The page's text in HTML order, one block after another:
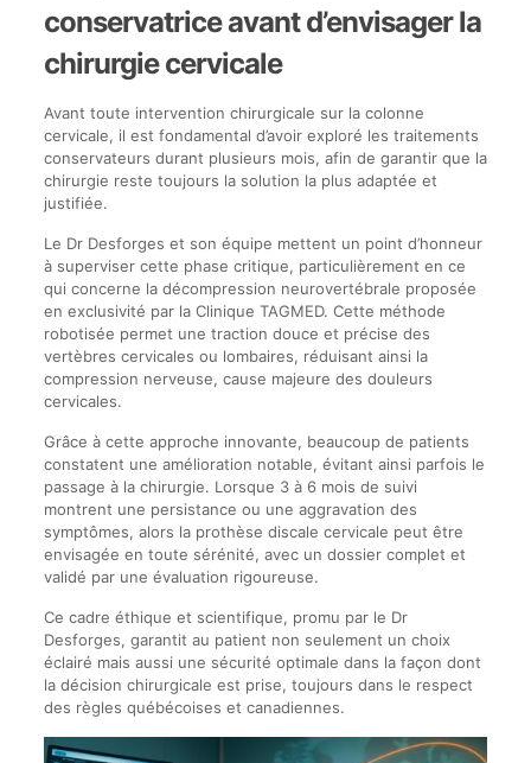
conservatrice avant d’envisager la
chirurgie cervicale
Avant toute intervention chirurgicale sur la colonne
cervicale, il est fondamental d’avoir exploré les traitements
conservateurs durant plusieurs mois, afin de garantir que la
chirurgie reste toujours la solution la plus adaptée et
justifiée.
Le Dr Desforges et son équipe mettent un point d’honneur
à superviser cette phase critique, particulièrement en ce
qui concerne la décompression neurovertébrale proposée
en exclusivité par la Clinique TAGMED. Cette méthode
robotisée permet une traction douce et précise des
vertèbres cervicales ou lombaires, réduisant ainsi la
compression nerveuse, cause majeure des douleurs
cervicales.
Grâce à cette approche innovante, beaucoup de patients
constatent une amélioration notable, évitant ainsi parfois le
passage à la chirurgie. Lorsque 3 à 6 mois de suivi
montrent une persistance ou une aggravation des
symptômes, alors la prothèse discale cervicale peut être
envisagée en toute sérénité, avec un dossier complet et
validé par une évaluation rigoureuse.
Ce cadre éthique et scientifique, promu par le Dr
Desforges, garantit au patient non seulement un choix
éclairé mais aussi une sécurité optimale dans la façon dont
la décision chirurgicale est prise, toujours dans le respect
des règles québécoises et canadiennes.